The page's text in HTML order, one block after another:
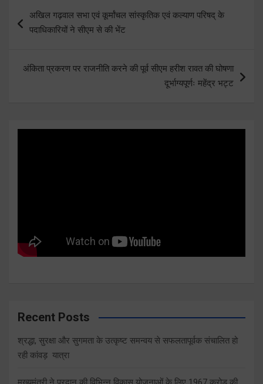
navigation
अखिल गढ़वाल सभा एवं कूर्मांचल सांस्कृतिक एवं कल्याण परिषद् के
पदाधिकारियों ने सीएम से की भेंट
अंकिता प्रकरण पर राजनीति करने की पूर्व सीएम हरीश रावत की घोषणा
दूर्भाग्यपूर्णः महेंद्र भट्ट
Recent Posts
श्रद्धा, सुरक्षा और सुगमता के उत्कृष्ट समन्वय से सफलतापूर्वक संचालित हो
रही कांवड़ यात्रा